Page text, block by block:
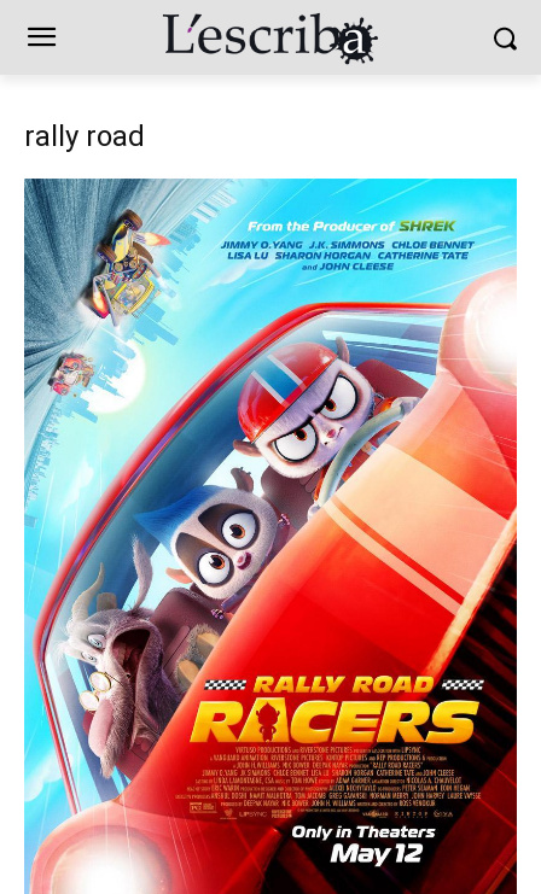
rally road